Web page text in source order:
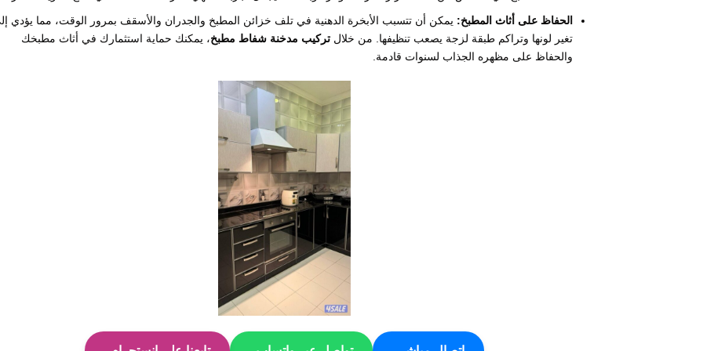
الحفاظ على أثاث المطبخ: يمكن أن تتسبب الأبخرة الدهنية في تلف خزائن المطبخ والجدران والأسقف بمرور الوقت، مما يؤدي
تغير لونها وتراكم طبقة لزجة يصعب تنظيفها. من خلال تركيب مدخنة شفاط مطبخ، يمكنك حماية استثمارك في أثاث مطبخك
والحفاظ على مظهره الجذاب لسنوات قادمة.